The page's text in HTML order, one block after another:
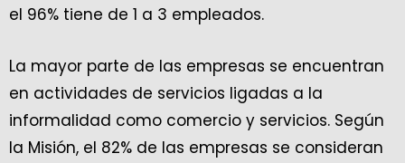
el 96% tiene de 1 a 3 empleados.
La mayor parte de las empresas se encuentran
en actividades de servicios ligadas a la
informalidad como comercio y servicios. Según
la Misión, el 82% de las empresas se consideran